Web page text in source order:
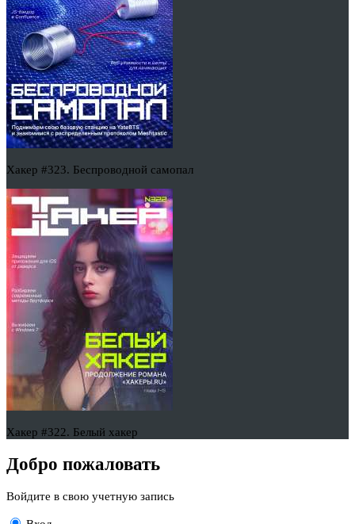
Хакер #323. Беспроводной самопал
Хакер #322. Белый хакер
Добро пожаловать
Войдите в свою учетную запись